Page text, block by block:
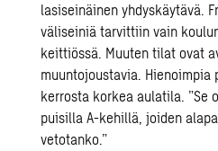
lasiseinäinen yhdyskäytävä.
väliseiniä tarvittiin vain
keittiössä. Muuten tilat ovat
muuntojoustavia. Hienoimpia
kerrosta korkea aulatila. ”Se
puisilla A-kehillä, joiden
vetotanko.”